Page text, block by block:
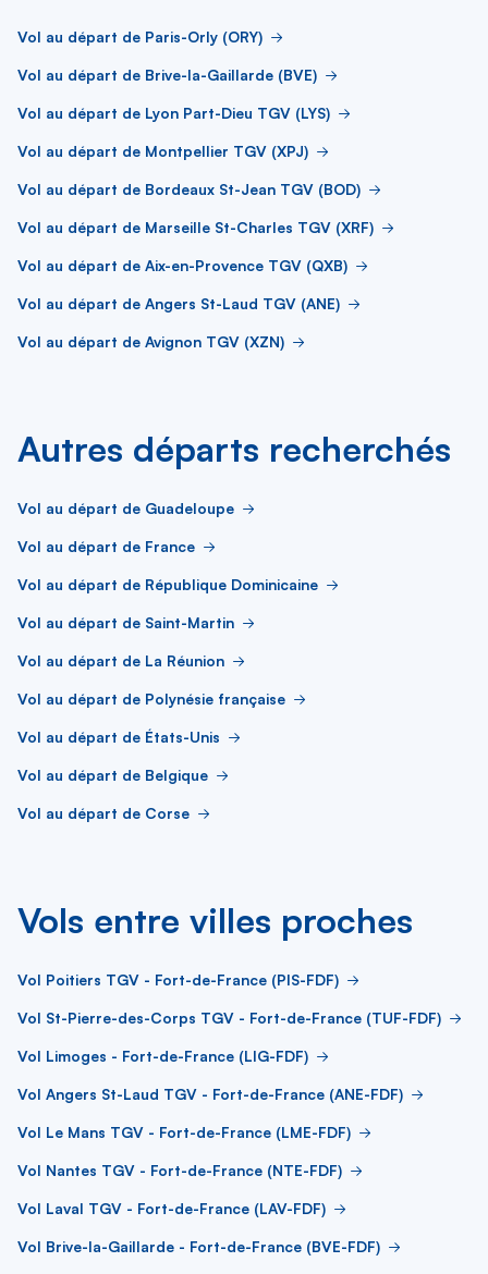
Vol au départ de Paris-Orly (ORY)
Vol au départ de Brive-la-Gaillarde (BVE)
Vol au départ de Lyon Part-Dieu TGV (LYS)
Vol au départ de Montpellier TGV (XPJ)
Vol au départ de Bordeaux St-Jean TGV (BOD)
Vol au départ de Marseille St-Charles TGV (XRF)
Vol au départ de Aix-en-Provence TGV (QXB)
Vol au départ de Angers St-Laud TGV (ANE)
Vol au départ de Avignon TGV (XZN)
Autres départs recherchés
Vol au départ de Guadeloupe
Vol au départ de France
Vol au départ de République Dominicaine
Vol au départ de Saint-Martin
Vol au départ de La Réunion
Vol au départ de Polynésie française
Vol au départ de États-Unis
Vol au départ de Belgique
Vol au départ de Corse
Vols entre villes proches
Vol Poitiers TGV - Fort-de-France (PIS-FDF)
Vol St-Pierre-des-Corps TGV - Fort-de-France (TUF-FDF)
Vol Limoges - Fort-de-France (LIG-FDF)
Vol Angers St-Laud TGV - Fort-de-France (ANE-FDF)
Vol Le Mans TGV - Fort-de-France (LME-FDF)
Vol Nantes TGV - Fort-de-France (NTE-FDF)
Vol Laval TGV - Fort-de-France (LAV-FDF)
Vol Brive-la-Gaillarde - Fort-de-France (BVE-FDF)